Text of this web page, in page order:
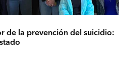
de la prevención del suicidio: